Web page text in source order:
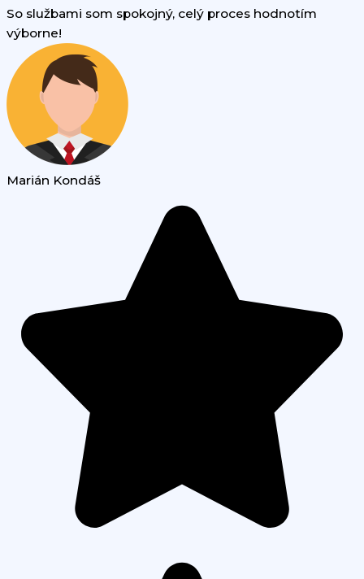
So službami som spokojný, celý proces hodnotím
výborne!
Marián Kondáš